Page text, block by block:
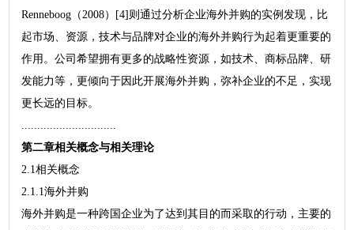
Renneboog（2008）[4]则通过分析企业海外并购的实例发现，比
起市场、资源，技术与品牌对企业的海外并购行为起着更重要的
作用。公司希望拥有更多的战略性资源，如技术、商标品牌、研
发能力等，更倾向于因此开展海外并购，弥补企业的不足，实现
更长远的目标。
..............................
第二章相关概念与相关理论
2.1相关概念
2.1.1海外并购
海外并购是一种跨国企业为了达到其目的而采取的行动，主要的